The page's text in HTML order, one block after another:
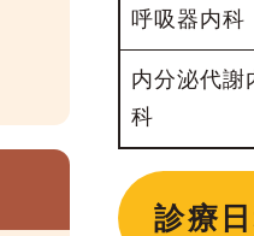
呼吸器内科
内分泌代謝
科
診療